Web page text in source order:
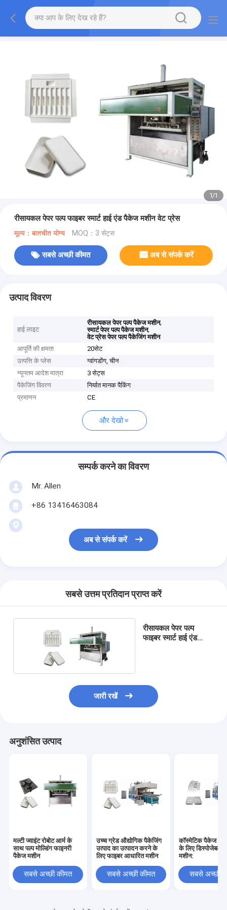
1/1
रीसायकल पेपर पल्प फाइबर स्मार्ट हाई एंड पैकेज मशीन वेट प्रेस
मूल्य：बातचीत योग्य MOQ：3 सेट्स
सबसे अच्छी कीमत अब से संपर्क करें
उत्पाद विवरण
हाई लाइट
रीसायकल पेपर पल्प पैकेज मशीन,
स्मार्ट पेपर पल्प पैकेज मशीन,
वेट प्रेस पेपर पल्प पैकेजिंग मशीन
आपूर्ति की क्षमता
20सेट
उत्पत्ति के प्लेस
ग्वांगडोंग, चीन
न्यूनतम आदेश मात्रा
3 सेट्स
पैकेजिंग विवरण
निर्यात मानक पैकिंग
प्रमाणन
CE
और देखो
सम्पर्क करने का विवरण
Mr. Allen
+86 13416463084
अब से संपर्क करें
सबसे उत्तम प्रतिदान प्राप्त करें
रीसायकल पेपर पल्प
फाइबर स्मार्ट हाई एंड
जारी रखें
अनुशंसित उत्पाद
मल्टी ज्वाइंट रोबोट आर्म के
साथ पल्प मोल्डिंग फाइनरी
पैकेज मशीन
सबसे अच्छी कीमत
उच्च ग्रेड औद्योगिक पैकेजिंग
उत्पाद का उत्पादन करने के
लिए फाइबर आधारित मशीन
सबसे अच्छी कीमत
कॉस्मेटिक पैकेज
के लिए डिस्पोजेबल
मशीन:
सबसे अच्छी